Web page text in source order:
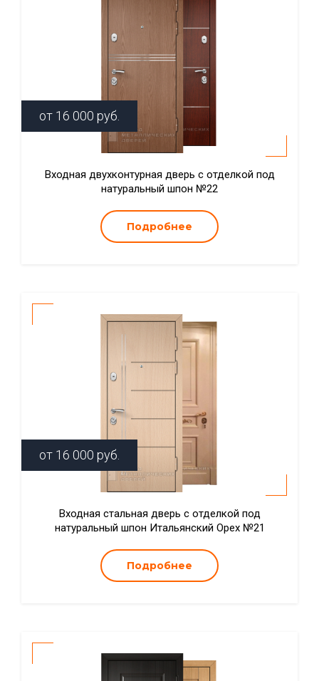
от 16 000 руб.
Входная двухконтурная дверь с отделкой под
натуральный шпон №22
Подробнее
от 16 000 руб.
Входная стальная дверь с отделкой под
натуральный шпон Итальянский Орех №21
Подробнее